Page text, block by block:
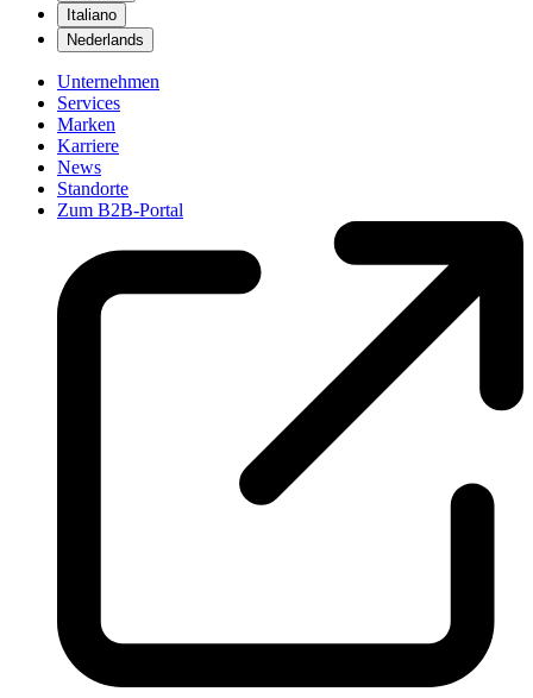
Italiano
Nederlands
Unternehmen
Services
Marken
Karriere
News
Standorte
Zum B2B-Portal